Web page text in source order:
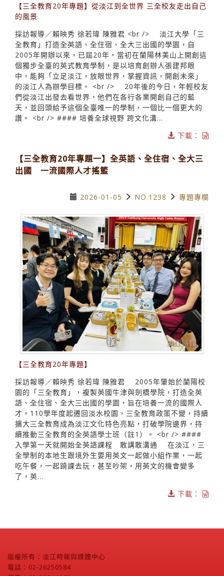
【三全教育20年專題】從淡江到全世界 三全校友走出自己
的風景
採訪報導／賴映秀 徐若瑋 陳雅君 <br /> 淡江大學「三
全教育」打造全英語、全住宿、全大三出國的學園，自
2005年開辦以來，已屆20年。當初在蘭陽林美山上開創這
個獨步全臺的英式教育學制，是以培育創辦人張建邦眼
中，能夠「立足淡江，放眼世界，掌握資訊，開創未來」
的淡江人為辦學目標。 <br /> 20年後的今日，年輕校友
們從淡江出發去看世界，他們在各行各業開創自己的藍
天，並回頭給予這個全臺唯一的學制，一個比一個更大的
讚。 <br /> #### 培養全球視野 跨文化溝...
下載：
【三全教育20年專題一】全英語、全住宿、全大三
出國 一流國際人才搖籃
2026-01-05 NO.1238 專題專欄
【三全教育20年專題】
採訪報導／賴映秀 徐若瑋 陳雅君 2005年肇始於蘭陽校
園的「三全教育」，複製英國牛津與劍橋學院，打造全英
語、全住宿、全大三出國的學園，旨在培養一流的國際人
才。110學年度起遷回淡水校園，三全教育政策不變，持續
擴大三全教育成為淡江文化特色亮點，打破學院邊界，持
續推動三全教育的全英語學士班（註1）。 <br /> ####
入學第一天就開始全英語課程 敢講敢溝通 在淡江，三
全學制的本地生跟境外生要用英文一起做小組作業，一起
吃午餐，一起蹺課去玩，甚至吵架，用英文的機會變多
了，英...
下載：
版權所有：淡江時報與媒體中心
電話：02-26250584